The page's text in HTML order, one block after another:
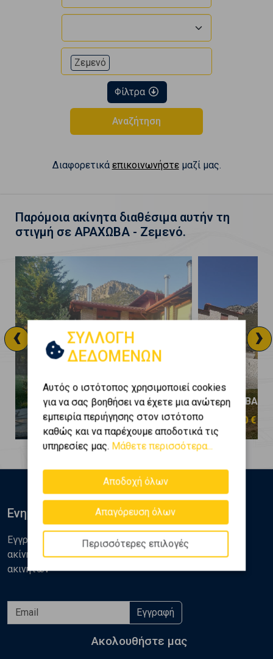
Ζεμενό
Φίλτρα
Αναζήτηση
Διαφορετικά επικοινωνήστεμαζί μας.
Παρόμοια ακίνητα διαθέσιμα αυτήν τη
στιγμή σε ΑΡΑΧΩΒΑ - Ζεμενό.
ΑΡΑΧΩΒΑ - Ζεμενό
180.000 €
ΑΡΑΧΩΒΑ -
200.000 €
‹ ›
ΣΥΛΛΟΓΗ
ΔΕΔΟΜΕΝΩΝ
Αυτός ο ιστότοπος χρησιμοποιεί cookies
για να σας βοηθήσει να έχετε μια ανώτερη
εμπειρία περιήγησης στον ιστότοπο
καθώς και να παρέχουμε αποδοτικά τις
υπηρεσίες μας. Μάθετε περισσότερα...
Αποδοχή όλων
Απαγόρευση όλων
Περισσότερες επιλογές
Ενημερωθείτε
Εγγραφείτε στο newsletter της Golden Home για νέα
ακίνητα, αναλύσεις και διάφορα θέματα της αγοράς
ακινήτων
Εγγραφή
Ακολουθήστε μας